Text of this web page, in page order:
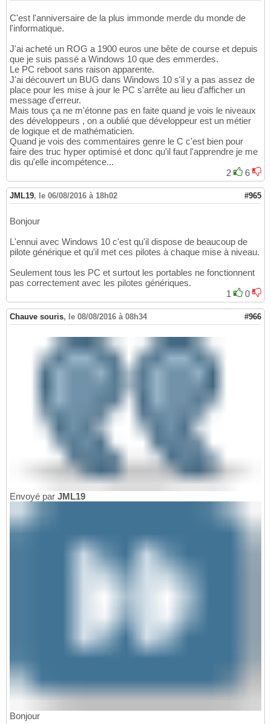
C'est l'anniversaire de la plus immonde merde du monde de
l'informatique.
J'ai acheté un ROG a 1900 euros une bête de course et depuis
que je suis passé a Windows 10 que des emmerdes.
Le PC reboot sans raison apparente.
J'ai découvert un BUG dans Windows 10 s'il y a pas assez de
place pour les mise à jour le PC s'arrête au lieu d'afficher un
message d'erreur.
Mais tous ça ne m'étonne pas en faite quand je vois le niveaux
des développeurs , on a oublié que développeur est un métier
de logique et de mathématicien.
Quand je vois des commentaires genre le C c'est bien pour
faire des truc hyper optimisé et donc qu'il faut l'apprendre je me
dis qu'elle incompétence...
2
6
JML19, le 06/08/2016 à 18h02 #965
Bonjour
L'ennui avec Windows 10 c'est qu'il dispose de beaucoup de
pilote générique et qu'il met ces pilotes à chaque mise à niveau.
Seulement tous les PC et surtout les portables ne fonctionnent
pas correctement avec les pilotes génériques.
1
0
Chauve souris, le 08/08/2016 à 08h34 #966
Envoyé par JML19
Bonjour